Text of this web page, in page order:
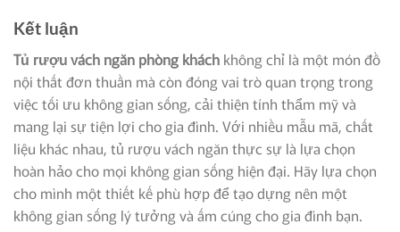
Kết luận
Tủ rượu vách ngăn phòng khách không chỉ là một món đồ
nội thất đơn thuần mà còn đóng vai trò quan trọng trong
việc tối ưu không gian sống, cải thiện tính thẩm mỹ và
mang lại sự tiện lợi cho gia đình. Với nhiều mẫu mã, chất
liệu khác nhau, tủ rượu vách ngăn thực sự là lựa chọn
hoàn hảo cho mọi không gian sống hiện đại. Hãy lựa chọn
cho mình một thiết kế phù hợp để tạo dựng nên một
không gian sống lý tưởng và ấm cúng cho gia đình bạn.